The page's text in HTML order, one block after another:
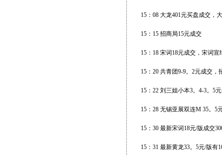
15：08 大龙401元买盘成交，
15：15 招商局15元成交
15：18 宋词18元成交，宋词宣
15：20 共青团9-9。2元成交
15：22 刘三姐小本3。4-3。5
15：28 无锡亚展双连M 35。5
15：30 最新宋词18元/版成交
15：31 最新黄龙33。5元/版有